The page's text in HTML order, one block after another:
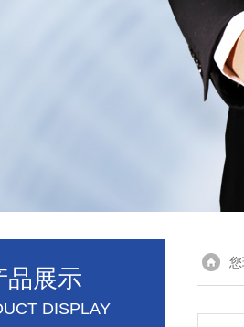
品展示
DISPLAY